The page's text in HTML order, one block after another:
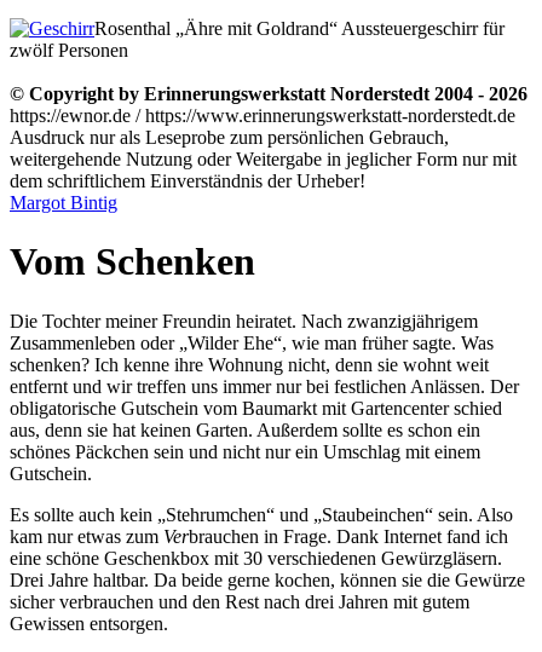
Rosenthal Ähre mit Goldrand
Aussteuergeschirr für
zwölf Personen
© Copyright by Erinnerungswerkstatt Norderstedt 2004 - 2026
https://ewnor.de / https://www.erinnerungswerkstatt-norderstedt.de
Ausdruck nur als Leseprobe zum persönlichen Gebrauch,
weitergehende Nutzung oder Weitergabe in jeglicher Form nur mit
dem schriftlichem Einverständnis der Urheber!
Margot Bintig
Vom Schenken
Die Tochter meiner Freundin heiratet. Nach zwanzigjährigem
Zusammenleben oder Wilder Ehe , wie man früher sagte. Was
schenken? Ich kenne ihre Wohnung nicht, denn sie wohnt weit
entfernt und wir treffen uns immer nur bei festlichen Anlässen. Der
obligatorische Gutschein vom Baumarkt mit Gartencenter schied
aus, denn sie hat keinen Garten. Außerdem sollte es schon ein
schönes Päckchen sein und nicht nur ein Umschlag mit einem
Gutschein.
Es sollte auch kein
Stehrumchen und Staubeinchen
sein. Also
kam nur etwas zum Verbrauchen in Frage. Dank Internet fand ich
eine schöne Geschenkbox mit 30 verschiedenen Gewürzgläsern.
Drei Jahre haltbar. Da beide gerne kochen, können sie die Gewürze
sicher verbrauchen und den Rest nach drei Jahren mit gutem
Gewissen entsorgen.